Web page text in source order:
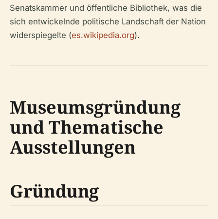
Senatskammer und öffentliche Bibliothek, was die
sich entwickelnde politische Landschaft der Nation
widerspiegelte (es.wikipedia.org).
Museumsgründung
und Thematische
Ausstellungen
Gründung